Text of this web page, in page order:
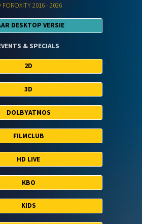
2016 - 2026
DESKTOP VERSIE
& SPECIALS
2D
3D
DOLBYATMOS
FILMCLUB
HD LIVE
KBO
KIDS